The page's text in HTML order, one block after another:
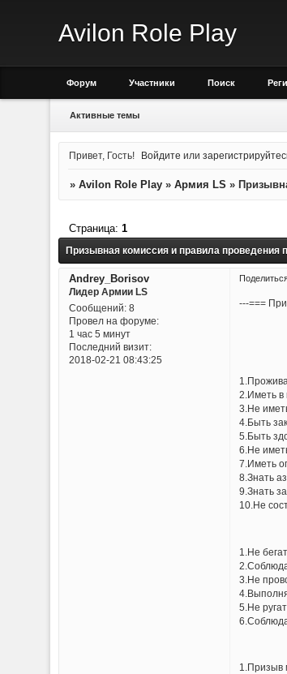
Avilon Role Play
Форум Участники Поиск
Активные темы
Привет, Гость! Войдите или
» Avilon Role Play » Армия LS »
Призывная комиссия и правила проведения
Страница: 1
Andrey_Borisov
Лидер Армии LS
Сообщений:8
Провел на форуме:
1 час 5 минут
Последний визит:
2018-02-21 08:43:25
---===
---
---
2.Иметь в
3.Не
4.Быть
5.Быть
6.Не
7.Иметь
8.Знать
9.Знать
10.Не
---
1.Не
3.Не
5.Не
---
1.Призыв